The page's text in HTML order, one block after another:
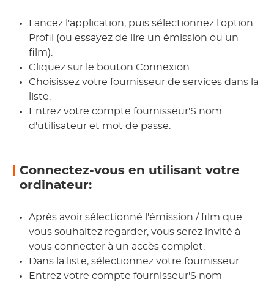
Lancez l'application, puis sélectionnez l'option
Profil (ou essayez de lire un émission ou un
film).
Cliquez sur le bouton Connexion.
Choisissez votre fournisseur de services dans la
liste.
Entrez votre compte fournisseur'S nom
d'utilisateur et mot de passe.
Connectez-vous en utilisant votre
ordinateur:
Après avoir sélectionné l'émission / film que
vous souhaitez regarder, vous serez invité à
vous connecter à un accès complet.
Dans la liste, sélectionnez votre fournisseur.
Entrez votre compte fournisseur'S nom